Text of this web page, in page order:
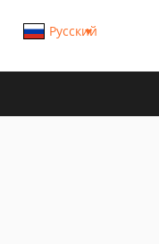
Русский